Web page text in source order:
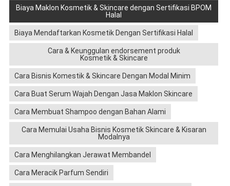
Biaya Maklon Kosmetik & Skincare dengan Sertifikasi BPOM
Halal
Biaya Mendaftarkan Kosmetik Dengan Sertifikasi Halal
Cara & Keunggulan endorsement produk
Kosmetik & Skincare
Cara Bisnis Komestik & Skincare Dengan Modal Minim
Cara Buat Serum Wajah Dengan Jasa Maklon Skincare
Cara Membuat Shampoo dengan Bahan Alami
Cara Memulai Usaha Bisnis Kosmetik Skincare & Kisaran
Modalnya
Cara Menghilangkan Jerawat Membandel
Cara Meracik Parfum Sendiri